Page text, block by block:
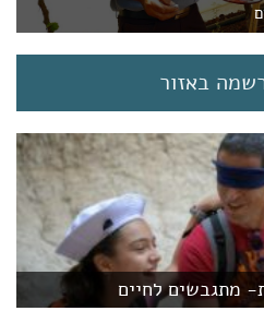
באזור
מתגבשים לחיים